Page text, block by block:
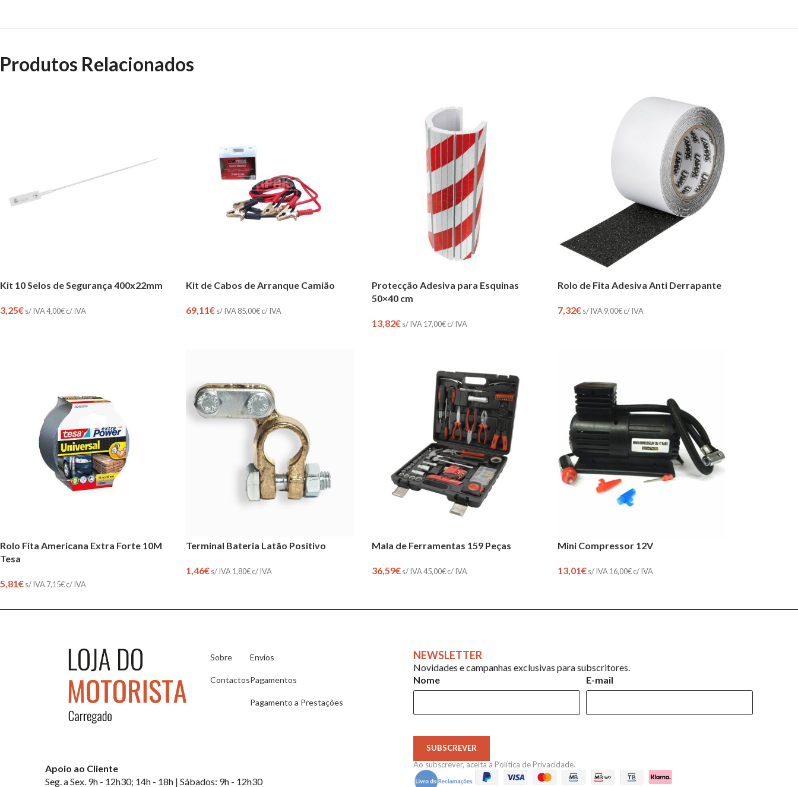
Produtos Relacionados
Kit 10 Selos de Segurança 400x22mm
3,25€s/ IVA4,00€c/ IVA
Kit de Cabos de Arranque Camião
69,11€s/ IVA 85,00€c/ IVA
Protecção Adesiva para Esquinas
50×40 cm
13,82€s/ IVA 17,00€c/ IVA
Rolo de Fita Adesiva Anti Derrapante
7,32€s/ IVA 9,00€c/ IVA
Rolo Fita Americana Extra Forte 10M
Tesa
5,81€s/ IVA 7,15€c/ IVA
Terminal Bateria Latão Positivo
1,46€s/ IVA 1,80€c/ IVA
Mala de Ferramentas 159 Peças
36,59€s/ IVA45,00€c/ IVA
Mini Compressor 12V
13,01€s/ IVA 16,00€c/ IVA
Sobre
Contactos
Envios
Pagamentos
Pagamento a Prestações
Apoio ao Cliente
Seg. a Sex. 9h - 12h30; 14h - 18h | Sábados: 9h - 12h30
NEWSLETTER
Novidades e campanhas exclusivas para subscritores.
Nome
E-mail
SUBSCREVER
Ao subscrever, aceita a Política de Privacidade.